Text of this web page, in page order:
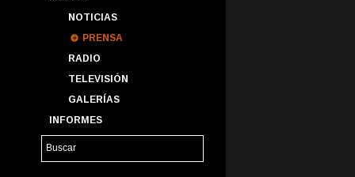
NOTICIAS
PRENSA
RADIO
TELEVISIÓN
GALERÍAS
INFORMES